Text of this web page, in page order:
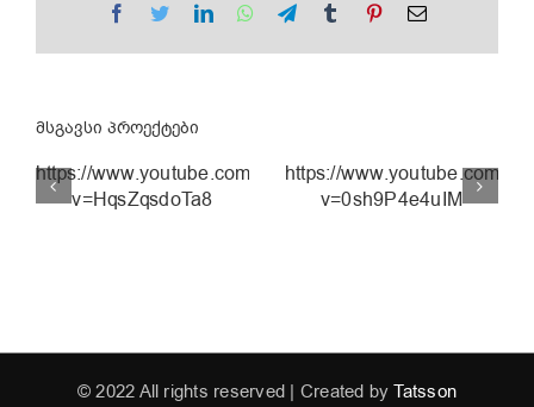
Facebook
TwitterLinkedInWhatsApp
TelegramTumblrPinterestEmail
მსგავსი პროექტები
https://www.youtube.com/watch?
v=HqsZqsdoTa8
https://www.youtube.com/
v=0sh9P4e4uIM
© 2022 All rights reserved | Created byTatsson